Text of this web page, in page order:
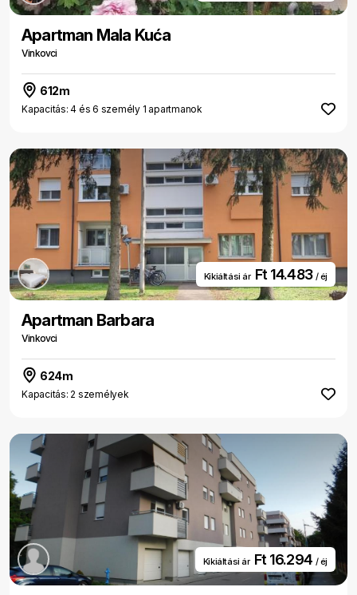
Apartman Mala Kuća
Vinkovci
612m
Kapacitás: 4 és 6 személy 1 apartmanok
Kikiáltási ár Ft 14.483 / éj
Apartman Barbara
Vinkovci
624m
Kapacitás: 2 személyek
Kikiáltási ár Ft 16.294 / éj